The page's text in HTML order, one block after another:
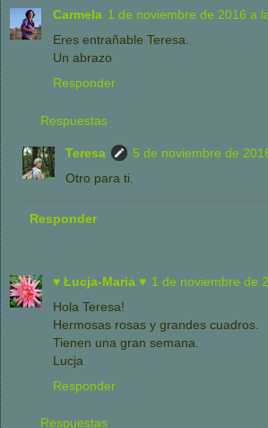
Carmela 1 de noviembre de 2016 a
Eres entrañable Teresa.
Un abrazo
Responder
Respuestas
Teresa
5 de noviembre de
Otro para ti.
Responder
♥ Łucja-Maria ♥ 1 de noviembre de
Hola Teresa!
Hermosas rosas y grandes cuadros.
Tienen una gran semana.
Lucja
Responder
Respuestas